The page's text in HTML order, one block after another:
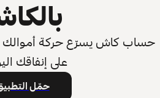
حساب كاش يسرّع حركة أموالك
على إنفاقك
حمّل